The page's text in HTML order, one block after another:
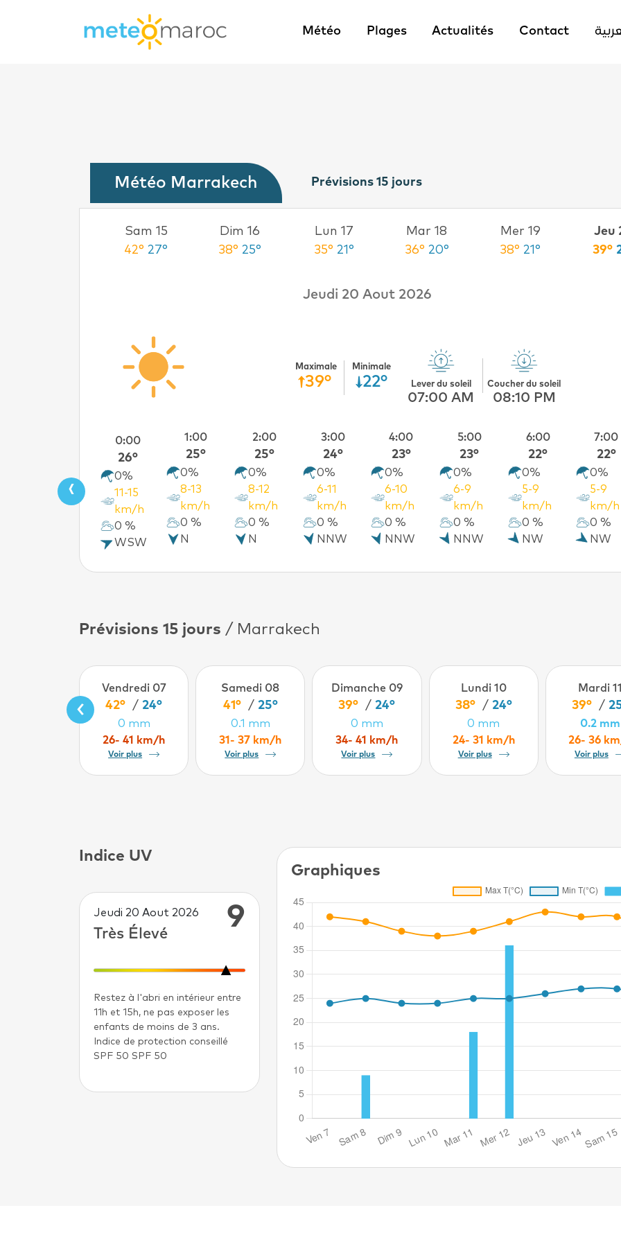
Météo Plages Actualités Contact
Météo Marrakech Prévisions 15 jours
Sam 15
42° 27°
Dim 16
38° 25°
Lun 17
35° 21°
Mar 18
36° 20°
Mer 19
38° 21°
Jeu
39°
Jeudi 20 Aout 2026
Maximale
39°
Minimale
22° Lever du soleil
07:00 AM
Coucher du soleil
08:10 PM
0:00
26°
0%
11-15
km/h
0 %
WSW
1:00
25°
0%
8-13
km/h
0 %
N
2:00
25°
0%
8-12
km/h
0 %
N
3:00
24°
0%
6-11
km/h
0 %
NNW
4:00
23°
0%
6-10
km/h
0 %
NNW
5:00
23°
0%
6-9
km/h
0 %
NNW
6:00
22°
0%
5-9
km/h
0 %
NW
7:00
22°
0%
5-9
km/h
0 %
NW
‹
Prévisions 15 jours / Marrakech
Vendredi 07
42° /24°
0 mm
26- 41 km/h
Voir plus
Samedi 08
41° / 25°
0.1 mm
31- 37 km/h
Voir plus
Dimanche 09
39° /24°
0 mm
34- 41 km/h
Voir plus
Lundi 10
38° / 24°
0 mm
24- 31 km/h
Voir plus
Mardi 11
39° /
0.2 mm
26- 36
Voir plus
‹
Indice UV
Jeudi 20 Aout 2026
Très Élevé
9
Restez à l'abri en intérieur entre
11h et 15h, ne pas exposer les
enfants de moins de 3 ans.
Indice de protection conseillé
SPF 50 SPF 50
Graphiques